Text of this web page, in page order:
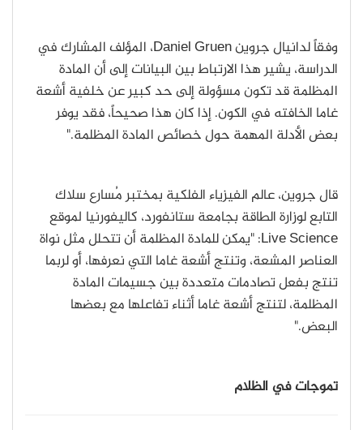
وفقاً لدانيال جروينDaniel Gruen، المؤلف المشارك في
الدراسة، يشير هذا الارتباط بين البيانات إلى أن المادة
المظلمة قد تكون مسؤولة إلى حد كبير عن خلفية أشعة
غاما الخافته في الكون. إذا كان هذا صحيحاً، فقد يوفر
بعض الأدلة المهمة حول خصائص المادة المظلمة."
قال جروين، عالم الفيزياء الفلكية بمختبر مُسارع سلاك
التابع لوزارة الطاقة بجامعة ستانفورد، كاليفورنيا لموقع
Live Science: "يمكن للمادة المظلمة أن تتحلل مثل نواة
العناصر المشعة، وتنتج أشعة غاما التي نعرفها، أو لربما
تنتج بفعل تصادمات متعددة بين جسيمات المادة
المظلمة، لتنتج أشعة غاما أثناء تفاعلها مع بعضها
البعض."
تموجات في الظلام